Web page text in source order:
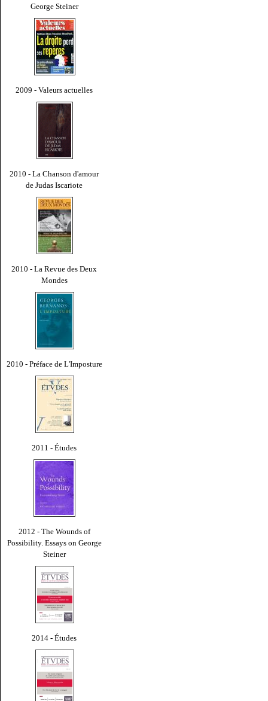
George Steiner
2009 - Valeurs actuelles
2010 - La Chanson d'amour
de Judas Iscariote
2010 - La Revue des Deux
Mondes
2010 - Préface de L'Imposture
2011 - Études
2012 - The Wounds of
Possibility. Essays on George
Steiner
2014 - Études